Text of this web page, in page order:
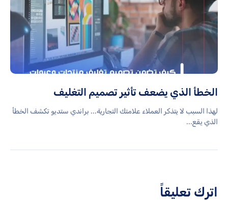
الخطأ الذي يضعف تأثير تصميم التغليف
لهذا السبب لا يتذكر العملاء علامتك التجارية... براندي ستديو تكشف الخطأ
الذي يقع...
اترك تعليقاً